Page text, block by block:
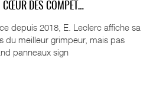
CŒUR DES COMPÉT…
depuis 2018, E. Leclerc affiche sa
du meilleur grimpeur, mais pas
panneaux sign